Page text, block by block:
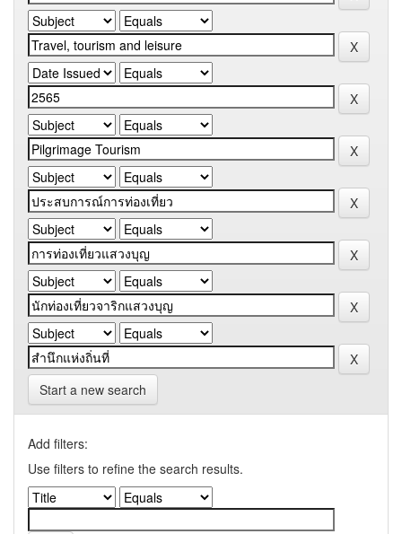
Start a new search
Add filters:
Use filters to refine the search results.